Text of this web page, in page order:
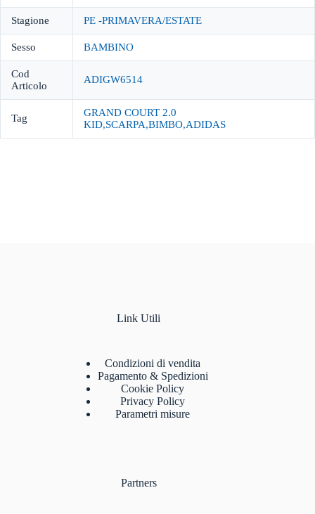
Stagione PE -PRIMAVERA/ESTATE
Sesso BAMBINO
Cod
Articolo
ADIGW6514
Tag
GRAND COURT 2.0
KID,SCARPA,BIMBO,ADIDAS
Link Utili
Condizioni di vendita
Pagamento & Spedizioni
Cookie Policy
Privacy Policy
Parametri misure
Partners